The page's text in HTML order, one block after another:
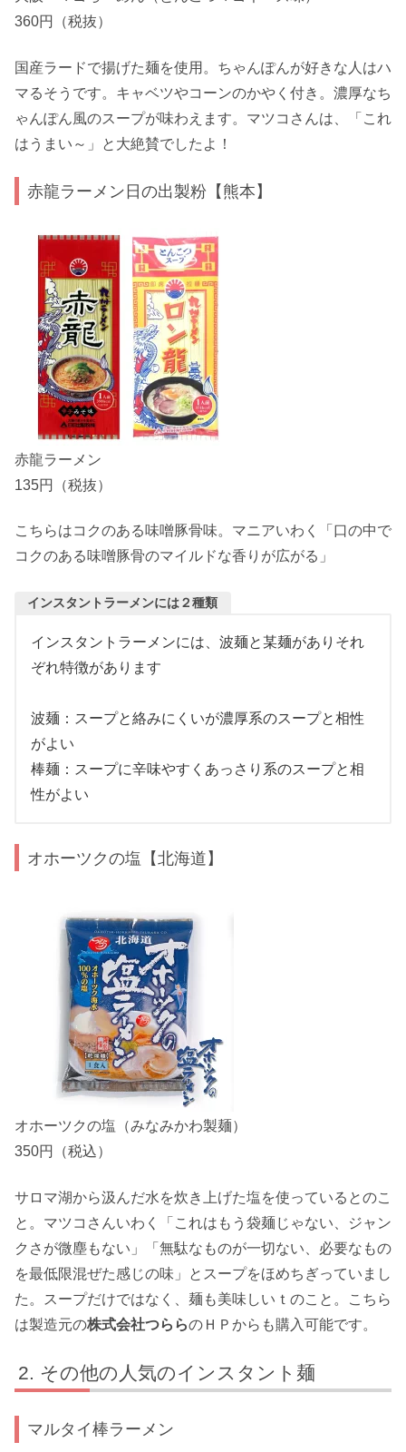
360円（税抜）
国産ラードで揚げた麺を使用。ちゃんぽんが好きな人はハ
マるそうです。キャベツやコーンのかやく付き。濃厚なち
ゃんぽん風のスープが味わえます。マツコさんは、「これ
はうまい～」と大絶賛でしたよ！
赤龍ラーメン日の出製粉【熊本】
赤龍ラーメン
135円（税抜）
こちらはコクのある味噌豚骨味。マニアいわく「口の中で
コクのある味噌豚骨のマイルドな香りが広がる」
インスタントラーメンには２種類
インスタントラーメンには、波麺と某麺がありそれ
ぞれ特徴があります
波麺：スープと絡みにくいが濃厚系のスープと相性
がよい
棒麺：スープに辛味やすくあっさり系のスープと相
性がよい
オホーツクの塩【北海道】
オホーツクの塩（みなみかわ製麺）
350円（税込）
サロマ湖から汲んだ水を炊き上げた塩を使っているとのこ
と。マツコさんいわく「これはもう袋麺じゃない、ジャン
クさが微塵もない」「無駄なものが一切ない、必要なもの
を最低限混ぜた感じの味」とスープをほめちぎっていまし
た。スープだけではなく、麺も美味しいｔのこと。こちら
は製造元の株式会社つららのＨＰからも購入可能です。
その他の人気のインスタント麺
マルタイ棒ラーメン